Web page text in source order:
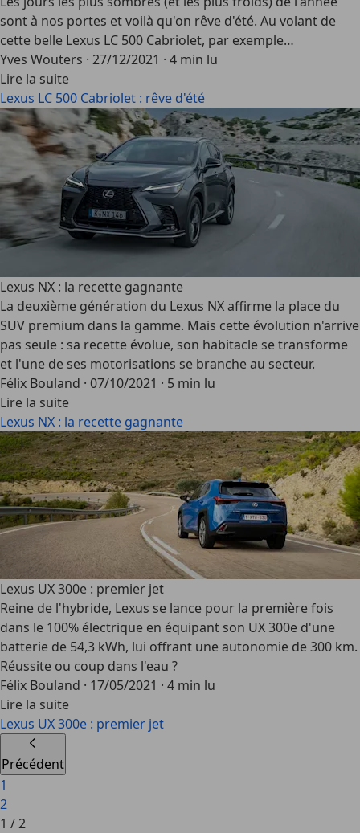
sont à nos portes et voilà qu'on rêve d'été. Au volant de
cette belle Lexus LC 500 Cabriolet, par exemple…
Yves Wouters · 27/12/2021 · 4 min lu
Lire la suite
Lexus LC 500 Cabriolet : rêve d'été
Lexus NX : la recette gagnante
La deuxième génération du Lexus NX affirme la place du
SUV premium dans la gamme. Mais cette évolution n'arrive
pas seule : sa recette évolue, son habitacle se transforme
et l'une de ses motorisations se branche au secteur.
Félix Bouland · 07/10/2021 · 5 min lu
Lire la suite
Lexus NX : la recette gagnante
Lexus UX 300e : premier jet
Reine de l'hybride, Lexus se lance pour la première fois
dans le 100% électrique en équipant son UX 300e d'une
batterie de 54,3 kWh, lui offrant une autonomie de 300 km.
Réussite ou coup dans l'eau ?
Félix Bouland · 17/05/2021 · 4 min lu
Lire la suite
Lexus UX 300e : premier jet
Précédent
1
2
1 /2